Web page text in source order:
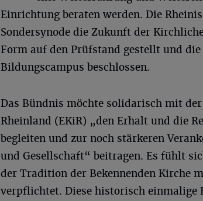
Einrichtung beraten werden. Die
Sondersynode die Zukunft der
Form auf den Prüfstand gestellt und
Bildungscampus beschlossen.
Das Bündnis möchte solidarisch mit
Rheinland (EKiR) „den Erhalt und die
begleiten und zur noch stärkeren
und Gesellschaft“ beitragen. Es fühlt
der Tradition der Bekennenden Kirche
verpflichtet. Diese historisch einmalige